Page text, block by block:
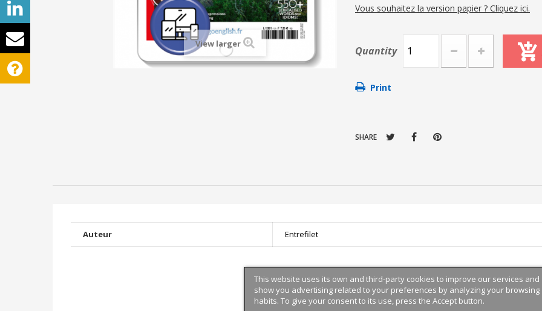
View larger
Vous souhaitez la version papier ? Cliquez ici.
Quantity
Print
SHARE
Auteur Entrefilet
This website uses its own and third-party cookies to improve our services and
show you advertising related to your preferences by analyzing your browsing
habits. To give your consent to its use, press the Accept button.